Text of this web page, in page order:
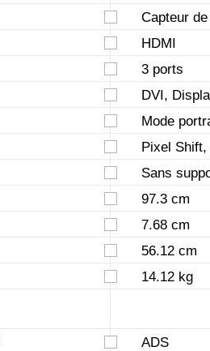
Capteur
HDMI
3 ports
DVI,
Mode
Pixel
Sans
97.3 cm
7.68 cm
56.12 cm
14.12 kg
ADS